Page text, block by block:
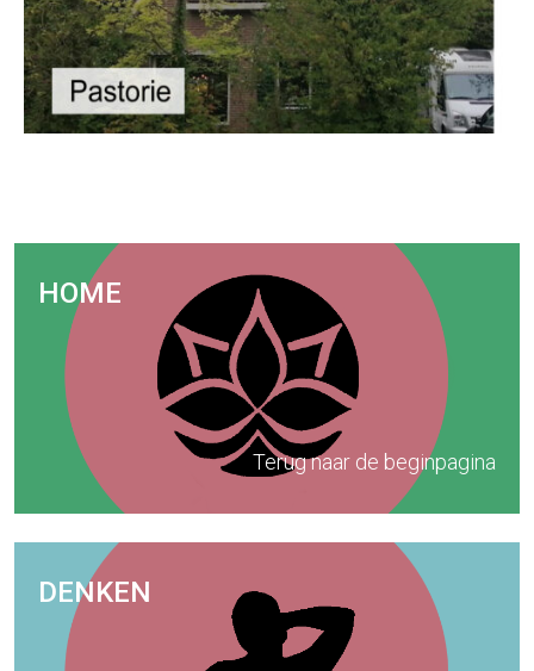
HOME
Terug naar de beginpagina
DENKEN